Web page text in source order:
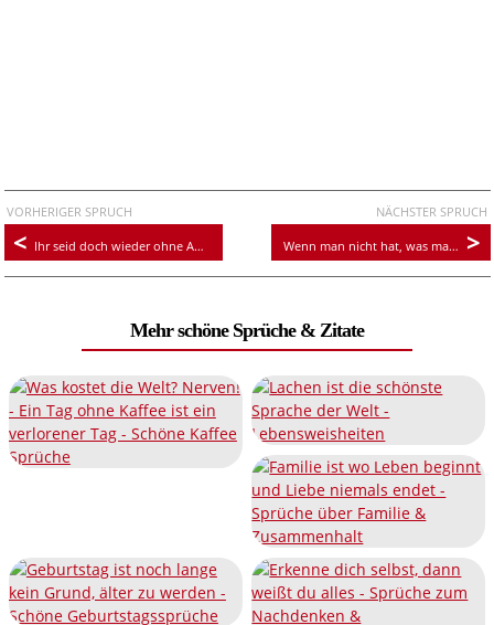
VORHERIGER SPRUCH
Ihr seid doch wieder ohne Aufsicht. Ich merk das doch!
NÄCHSTER SPRUCH
Wenn man nicht hat, was man liebt, muss man lieben, was man hat
Mehr schöne Sprüche & Zitate